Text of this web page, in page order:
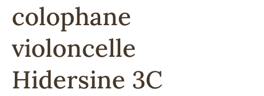
colophane
violoncelle
Hidersine 3C